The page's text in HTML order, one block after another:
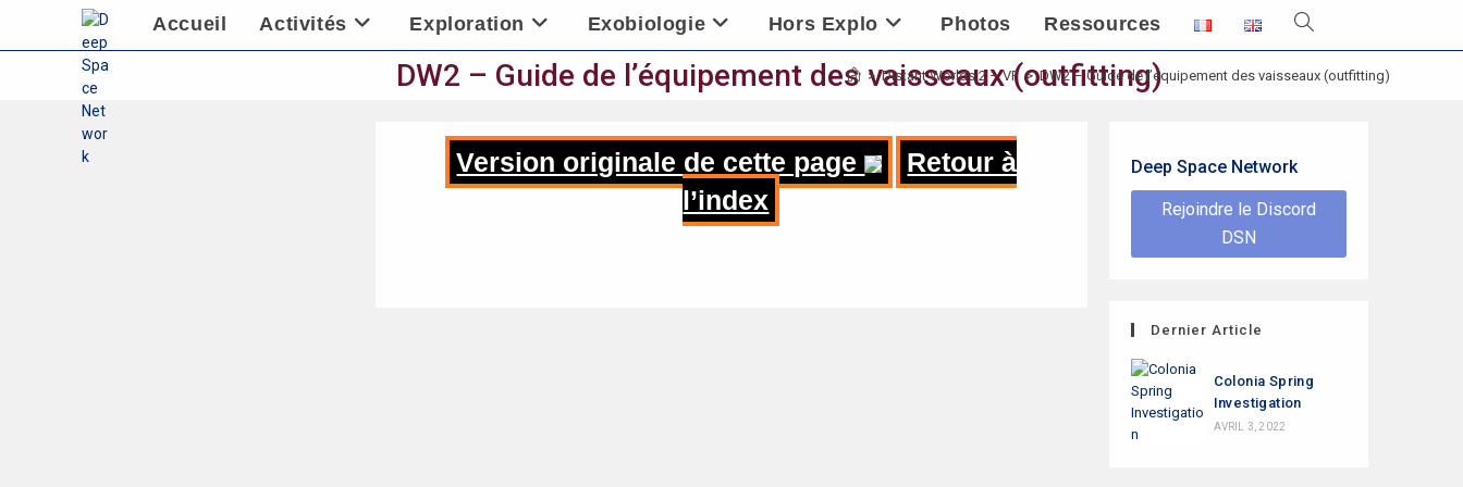
content
Accueil Activités Exploration Exobiologie Hors Explo Photos Ressources
Toggle
website
search
DW2 – Guide de l’équipement des vaisseaux (outfitting)
> Distant Worlds 2 – VF > DW2 – Guide de l’équipement des vaisseaux (outfitting)
Version originale de cette page
Retour à
l’index
Deep Space Network
Rejoindre le Discord
DSN
Dernier Article
Colonia Spring
Investigation
AVRIL 3, 2022